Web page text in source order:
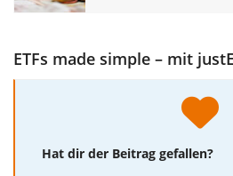
ETFs made simple – mit
Hat dir der Beitrag gefallen?